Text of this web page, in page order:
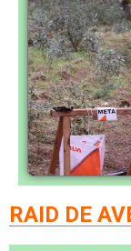
RAID DE